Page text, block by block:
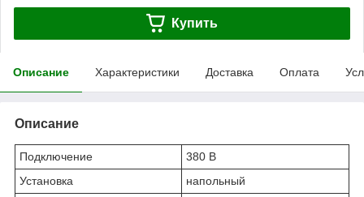
Купить
Описание Характеристики Доставка Оплата
Описание
Подключение
380 В
Установка
напольный